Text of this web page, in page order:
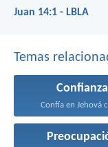
Juan 14:1 - LBLA
Temas
Confianza
Confía en Jehová